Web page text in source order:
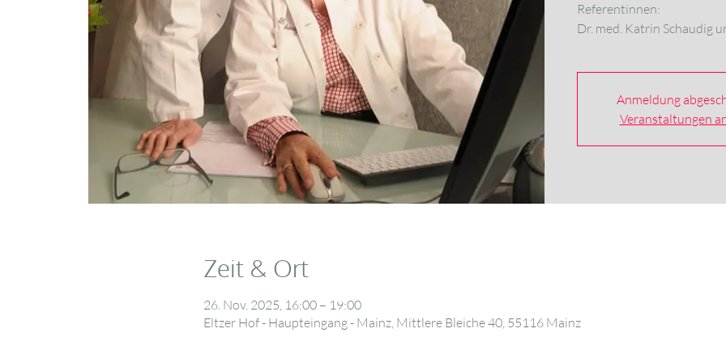
Referentinnen:
Dr. med. Katrin Schaudig
Anmeldung
Veranstaltungen
Zeit & Ort
26. Nov. 2025, 16:00 – 19:00
Eltzer Hof - Haupteingang - Mainz, Mittlere Bleiche 40, 55116 Mainz